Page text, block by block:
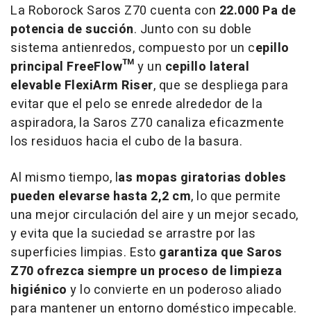
La Roborock Saros Z70 cuenta con 22.000 Pa de
potencia de succión. Junto con su doble
sistema antienredos, compuesto por un cepillo
principal FreeFlow™y un cepillo lateral
elevable FlexiArm Riser, que se despliega para
evitar que el pelo se enrede alrededor de la
aspiradora, la Saros Z70 canaliza eficazmente
los residuos hacia el cubo de la basura.
Al mismo tiempo, las mopas giratorias dobles
pueden elevarse hasta 2,2 cm, lo que permite
una mejor circulación del aire y un mejor secado,
y evita que la suciedad se arrastre por las
superficies limpias. Esto garantiza que Saros
Z70 ofrezca siempre un proceso de limpieza
higiénico y lo convierte en un poderoso aliado
para mantener un entorno doméstico impecable.